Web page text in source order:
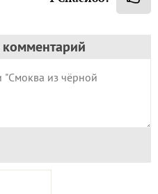
комментарий